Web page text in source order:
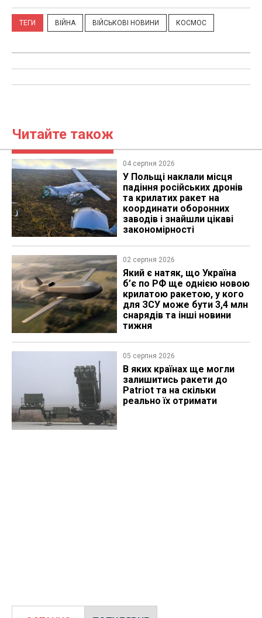
ТЕГИ ВІЙНА ВІЙСЬКОВІ НОВИНИ КОСМОС
Читайте також
04 серпня 2026
У Польщі наклали місця
падіння російських дронів
та крилатих ракет на
координати оборонних
заводів і знайшли цікаві
закономірності
02 серпня 2026
Який є натяк, що Україна
б’є по РФ ще однією новою
крилатою ракетою, у кого
для ЗСУ може бути 3,4 млн
снарядів та інші новини
тижня
05 серпня 2026
В яких країнах ще могли
залишитись ракети до
Patriot та на скільки
реально їх отримати